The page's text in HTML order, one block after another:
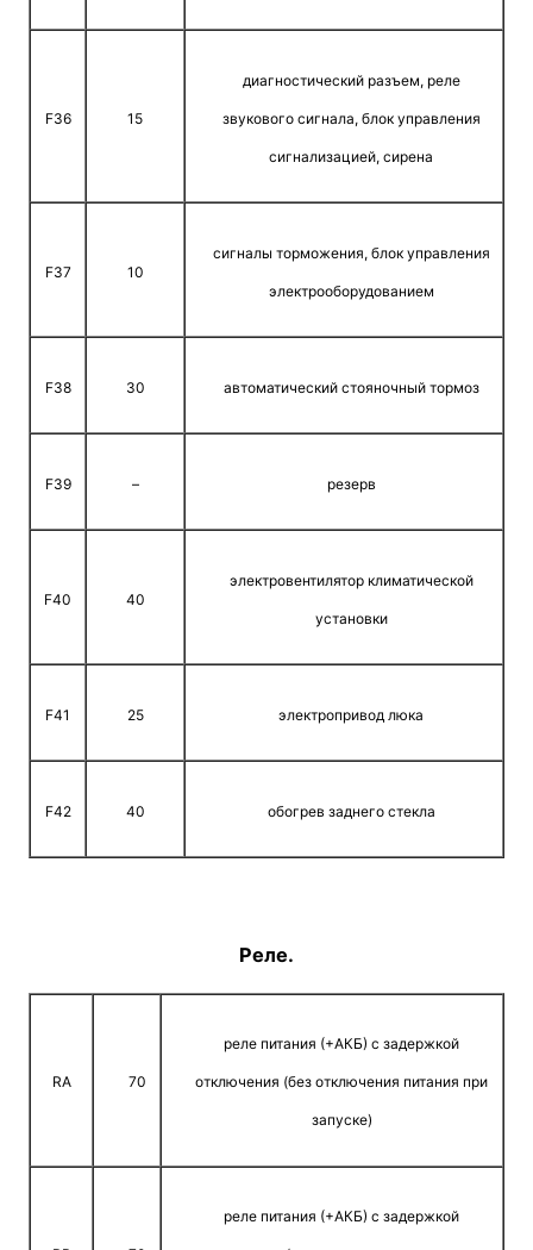
F36 15
диагностический разъем, реле
звукового сигнала, блок управления
сигнализацией, сирена
F37 10
сигналы торможения, блок управления
электрооборудованием
F38 30 автоматический стояночный тормоз
F39 – резерв
F40 40
электровентилятор климатической
установки
F41 25 электропривод люка
F42 40 обогрев заднего стекла
Реле.
RA 70
реле питания (+АКБ) с задержкой
отключения (без отключения питания при
запуске)
реле питания (+АКБ) с задержкой